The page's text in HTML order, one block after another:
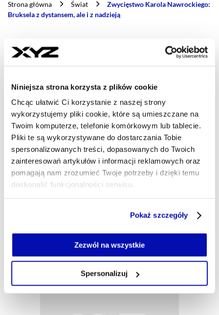
Niniejsza strona korzysta z plików cookie
Chcąc ułatwić Ci korzystanie z naszej strony
wykorzystujemy pliki cookie, które są umieszczane na
Twoim komputerze, telefonie komórkowym lub tablecie.
Pliki te są wykorzystywane do dostarczania Tobie
spersonalizowanych treści, dopasowanych do Twoich
zainteresowań artykułów i informacji reklamowych oraz
pomagają nam zrozumieć Twoje potrzeby i dzięki temu
doskonalić funkcjonalności serwisu.
Jeżeli nie wyrażasz zgody na zapisywanie plików cookie,
możesz łatwo zarządzać swoimi uprawnieniami, np. we
własnej przeglądarce internetowej lub po wybraniu opcji
Pokaż szczegóły
Zezwól na wszystkie
Spersonalizuj
Strona główna Świat
Zwycięstwo Karola Nawrockiego:
Bruksela z dystansem, ale i z nadzieją
- AUTOR ARTYKUŁU - PROFIL
Jestem ekspertem w dziedzinie komunikacji
w tzw. bańce brukselskiej. W Brukseli jestem
dyrektorem programu Strategia dla Europy w
think tanku European Policy Innovation Council,
współprowadzę podcast Shape of Europe i portal
BalticWind.EU poświęcony morskiej energetyce
wiatrowej w regionie Morza Bałtyckiego. Celem
moich felietonów w XYZ jest przybliżenie
Państwu świata unijnej polityki i jej wpływu na
polski biznes, naukę i codzienne życie nas